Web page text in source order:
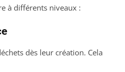
à différents niveaux :
dès leur création. Cela